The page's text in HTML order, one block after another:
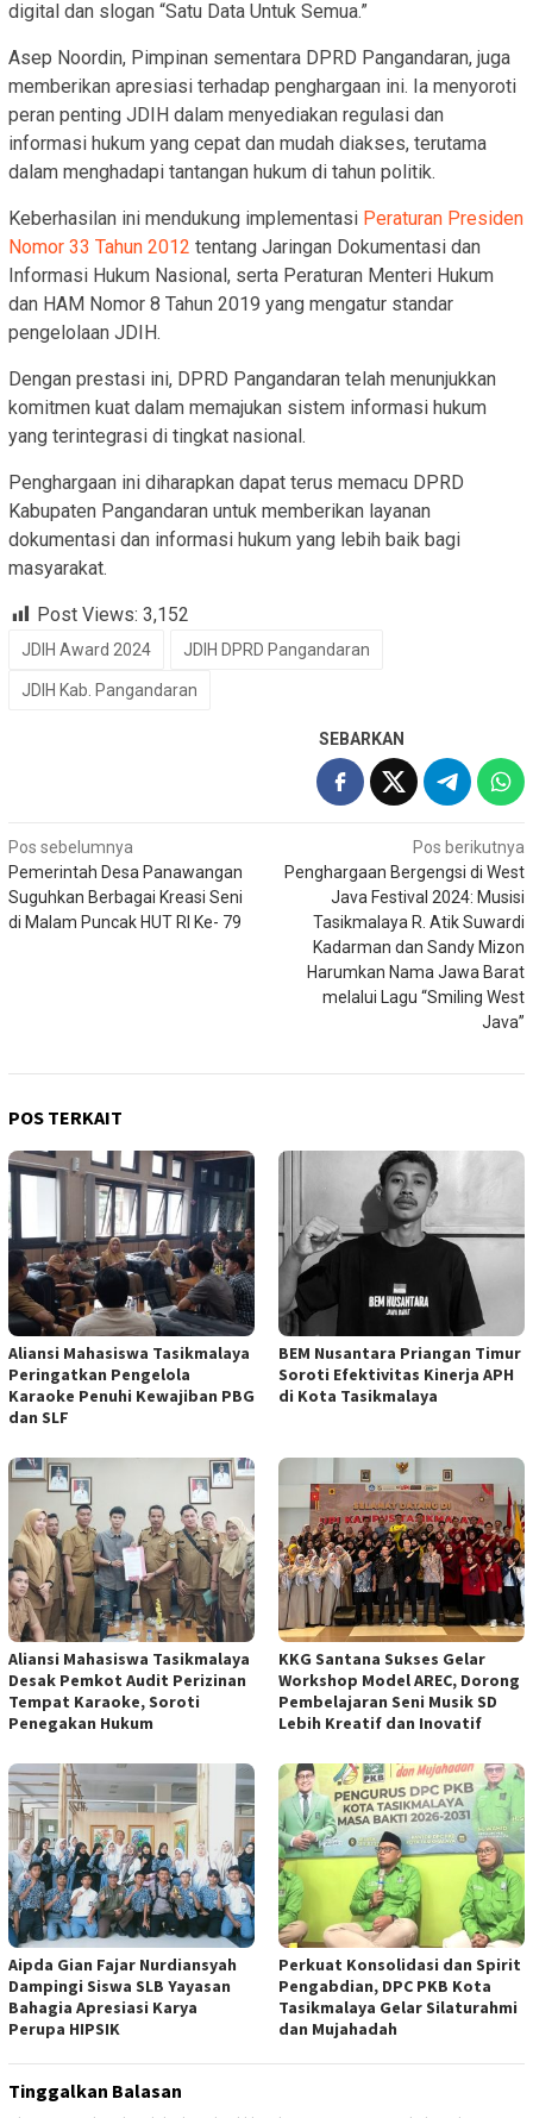
digital dan slogan “Satu Data Untuk Semua.”
Asep Noordin, Pimpinan sementara DPRD Pangandaran, juga
memberikan apresiasi terhadap penghargaan ini. Ia menyoroti
peran penting JDIH dalam menyediakan regulasi dan
informasi hukum yang cepat dan mudah diakses, terutama
dalam menghadapi tantangan hukum di tahun politik.
Keberhasilan ini mendukung implementasi Peraturan Presiden
Nomor 33 Tahun 2012 tentang Jaringan Dokumentasi dan
Informasi Hukum Nasional, serta Peraturan Menteri Hukum
dan HAM Nomor 8 Tahun 2019 yang mengatur standar
pengelolaan JDIH.
Dengan prestasi ini, DPRD Pangandaran telah menunjukkan
komitmen kuat dalam memajukan sistem informasi hukum
yang terintegrasi di tingkat nasional.
Penghargaan ini diharapkan dapat terus memacu DPRD
Kabupaten Pangandaran untuk memberikan layanan
dokumentasi dan informasi hukum yang lebih baik bagi
masyarakat.
Post Views: 3,152
JDIH Award 2024 JDIH DPRD Pangandaran
JDIH Kab. Pangandaran
SEBARKAN
Navigasi
pos
Pos sebelumnya
Pemerintah Desa Panawangan
Suguhkan Berbagai Kreasi Seni
di Malam Puncak HUT RI Ke- 79
Pos berikutnya
Penghargaan Bergengsi di West
Java Festival 2024: Musisi
Tasikmalaya R. Atik Suwardi
Kadarman dan Sandy Mizon
Harumkan Nama Jawa Barat
melalui Lagu “Smiling West
Java”
POS TERKAIT
Aliansi Mahasiswa Tasikmalaya
Peringatkan Pengelola
Karaoke Penuhi Kewajiban PBG
dan SLF
BEM Nusantara Priangan Timur
Soroti Efektivitas Kinerja APH
di Kota Tasikmalaya
Aliansi Mahasiswa Tasikmalaya
Desak Pemkot Audit Perizinan
Tempat Karaoke, Soroti
Penegakan Hukum
KKG Santana Sukses Gelar
Workshop Model AREC, Dorong
Pembelajaran Seni Musik SD
Lebih Kreatif dan Inovatif
Aipda Gian Fajar Nurdiansyah
Dampingi Siswa SLB Yayasan
Bahagia Apresiasi Karya
Perupa HIPSIK
Perkuat Konsolidasi dan Spirit
Pengabdian, DPC PKB Kota
Tasikmalaya Gelar Silaturahmi
dan Mujahadah
Tinggalkan Balasan